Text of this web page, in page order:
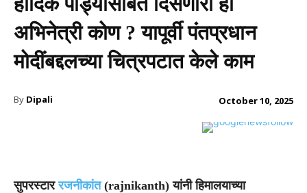
अभिनेत्री कोण ? यापूर्वी पंतप्रधान
मोदींबद्दलच्या चित्रपटात केले काम
By Dipali October 10, 2025
सुपरस्टाररजनीकांत(rajnikanth) यांनी हिमालयाच्या